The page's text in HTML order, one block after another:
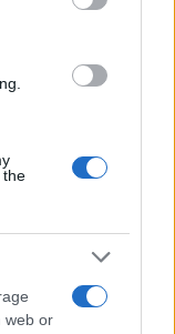
the
web or
να
για ακόμα
ζωή μας πιο
στον
Ξεκίνησε
σύστημα,